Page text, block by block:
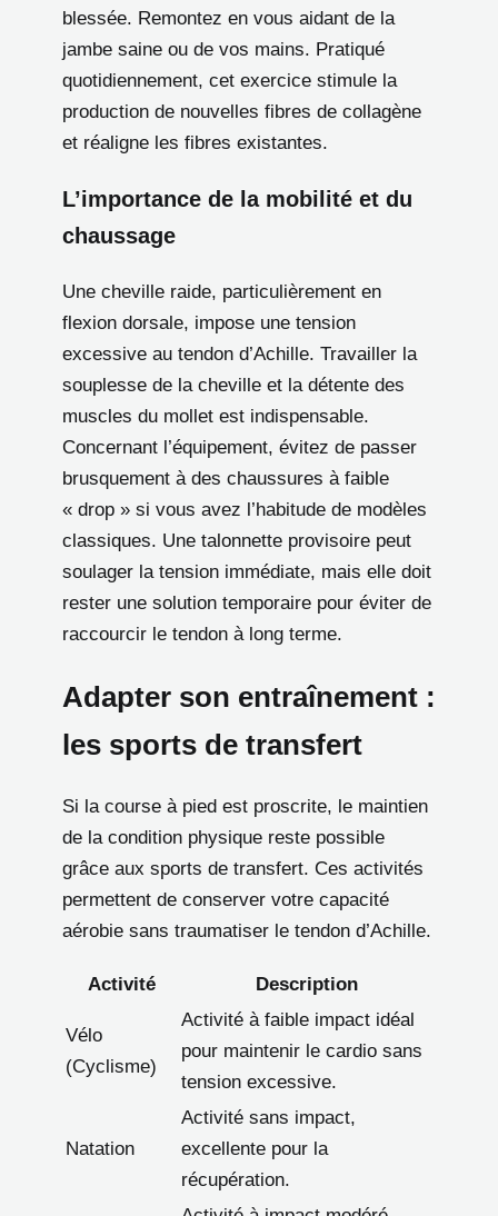
blessée. Remontez en vous aidant de la
jambe saine ou de vos mains. Pratiqué
quotidiennement, cet exercice stimule la
production de nouvelles fibres de collagène
et réaligne les fibres existantes.
L’importance de la mobilité et du
chaussage
Une cheville raide, particulièrement en
flexion dorsale, impose une tension
excessive au tendon d’Achille. Travailler la
souplesse de la cheville et la détente des
muscles du mollet est indispensable.
Concernant l’équipement, évitez de passer
brusquement à des chaussures à faible
« drop » si vous avez l’habitude de modèles
classiques. Une talonnette provisoire peut
soulager la tension immédiate, mais elle doit
rester une solution temporaire pour éviter de
raccourcir le tendon à long terme.
Adapter son entraînement :
les sports de transfert
Si la course à pied est proscrite, le maintien
de la condition physique reste possible
grâce aux sports de transfert. Ces activités
permettent de conserver votre capacité
aérobie sans traumatiser le tendon d’Achille.
Activité Description
Vélo
(Cyclisme)
Activité à faible impact idéal
pour maintenir le cardio sans
tension excessive.
Natation
Activité sans impact,
excellente pour la
récupération.